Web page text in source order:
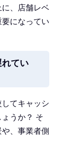
、店舗レベ
になってい
てい
てキャッシ
うか？ そ
、事業者側